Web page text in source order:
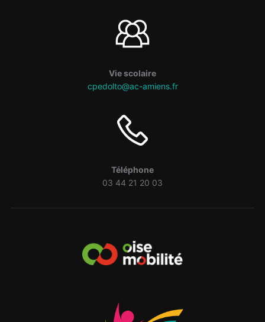
Vie scolaire
cpedolto@ac-amiens.fr
Téléphone
03 44 21 20 03